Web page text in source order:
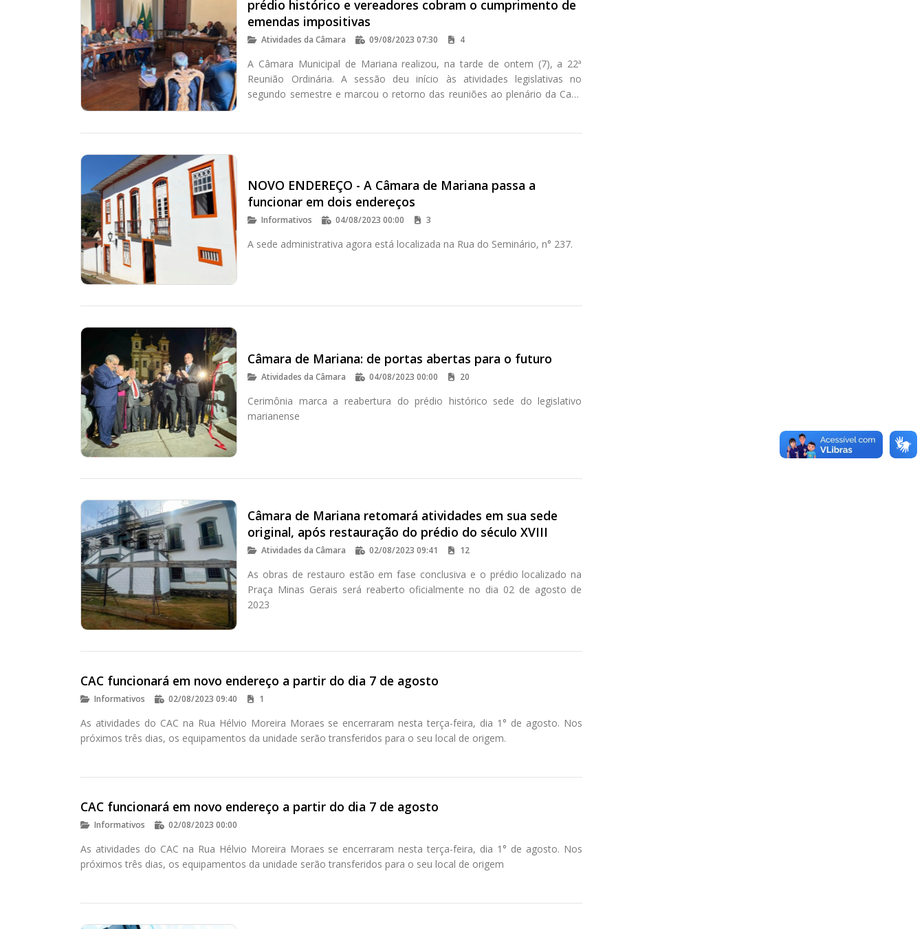
prédio histórico e vereadores cobram o cumprimento de
emendas impositivas
Atividades da Câmara 09/08/2023 07:30 4
A Câmara Municipal de Mariana realizou, na tarde de ontem (7), a 22ª
Reunião Ordinária. A sessão deu início às atividades legislativas no
segundo semestre e marcou o retorno das reuniões ao plenário da Casa
NOVO ENDEREÇO - A Câmara de Mariana passa a
funcionar em dois endereços
Informativos 04/08/2023 00:00 3
A sede administrativa agora está localizada na Rua do Seminário, n° 237.
Câmara de Mariana: de portas abertas para o futuro
Atividades da Câmara 04/08/2023 00:00 20
Cerimônia marca a reabertura do prédio histórico sede do legislativo
marianense
Câmara de Mariana retomará atividades em sua sede
original, após restauração do prédio do século XVIII
Atividades da Câmara 02/08/2023 09:41 12
As obras de restauro estão em fase conclusiva e o prédio localizado na
Praça Minas Gerais será reaberto oficialmente no dia 02 de agosto de
2023
CAC funcionará em novo endereço a partir do dia 7 de agosto
Informativos 02/08/2023 09:40 1
As atividades do CAC na Rua Hélvio Moreira Moraes se encerraram nesta terça-feira, dia 1° de agosto. Nos
próximos três dias, os equipamentos da unidade serão transferidos para o seu local de origem.
CAC funcionará em novo endereço a partir do dia 7 de agosto
Informativos 02/08/2023 00:00
As atividades do CAC na Rua Hélvio Moreira Moraes se encerraram nesta terça-feira, dia 1° de agosto. Nos
próximos três dias, os equipamentos da unidade serão transferidos para o seu local de origem